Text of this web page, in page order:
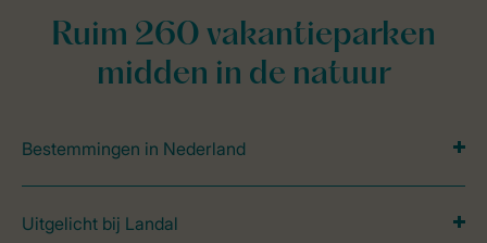
Ruim 260 vakantieparken
midden in de natuur
Bestemmingen in Nederland
Uitgelicht bij Landal